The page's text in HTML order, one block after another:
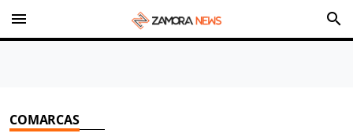
menu search
COMARCAS